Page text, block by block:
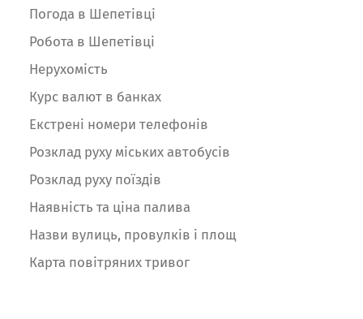
Погода в Шепетівці
Робота в Шепетівці
Нерухомість
Курс валют в банках
Екстрені номери телефонів
Розклад руху міських автобусів
Розклад руху поїздів
Наявність та ціна палива
Назви вулиць, провулків і площ
Карта повітряних тривог